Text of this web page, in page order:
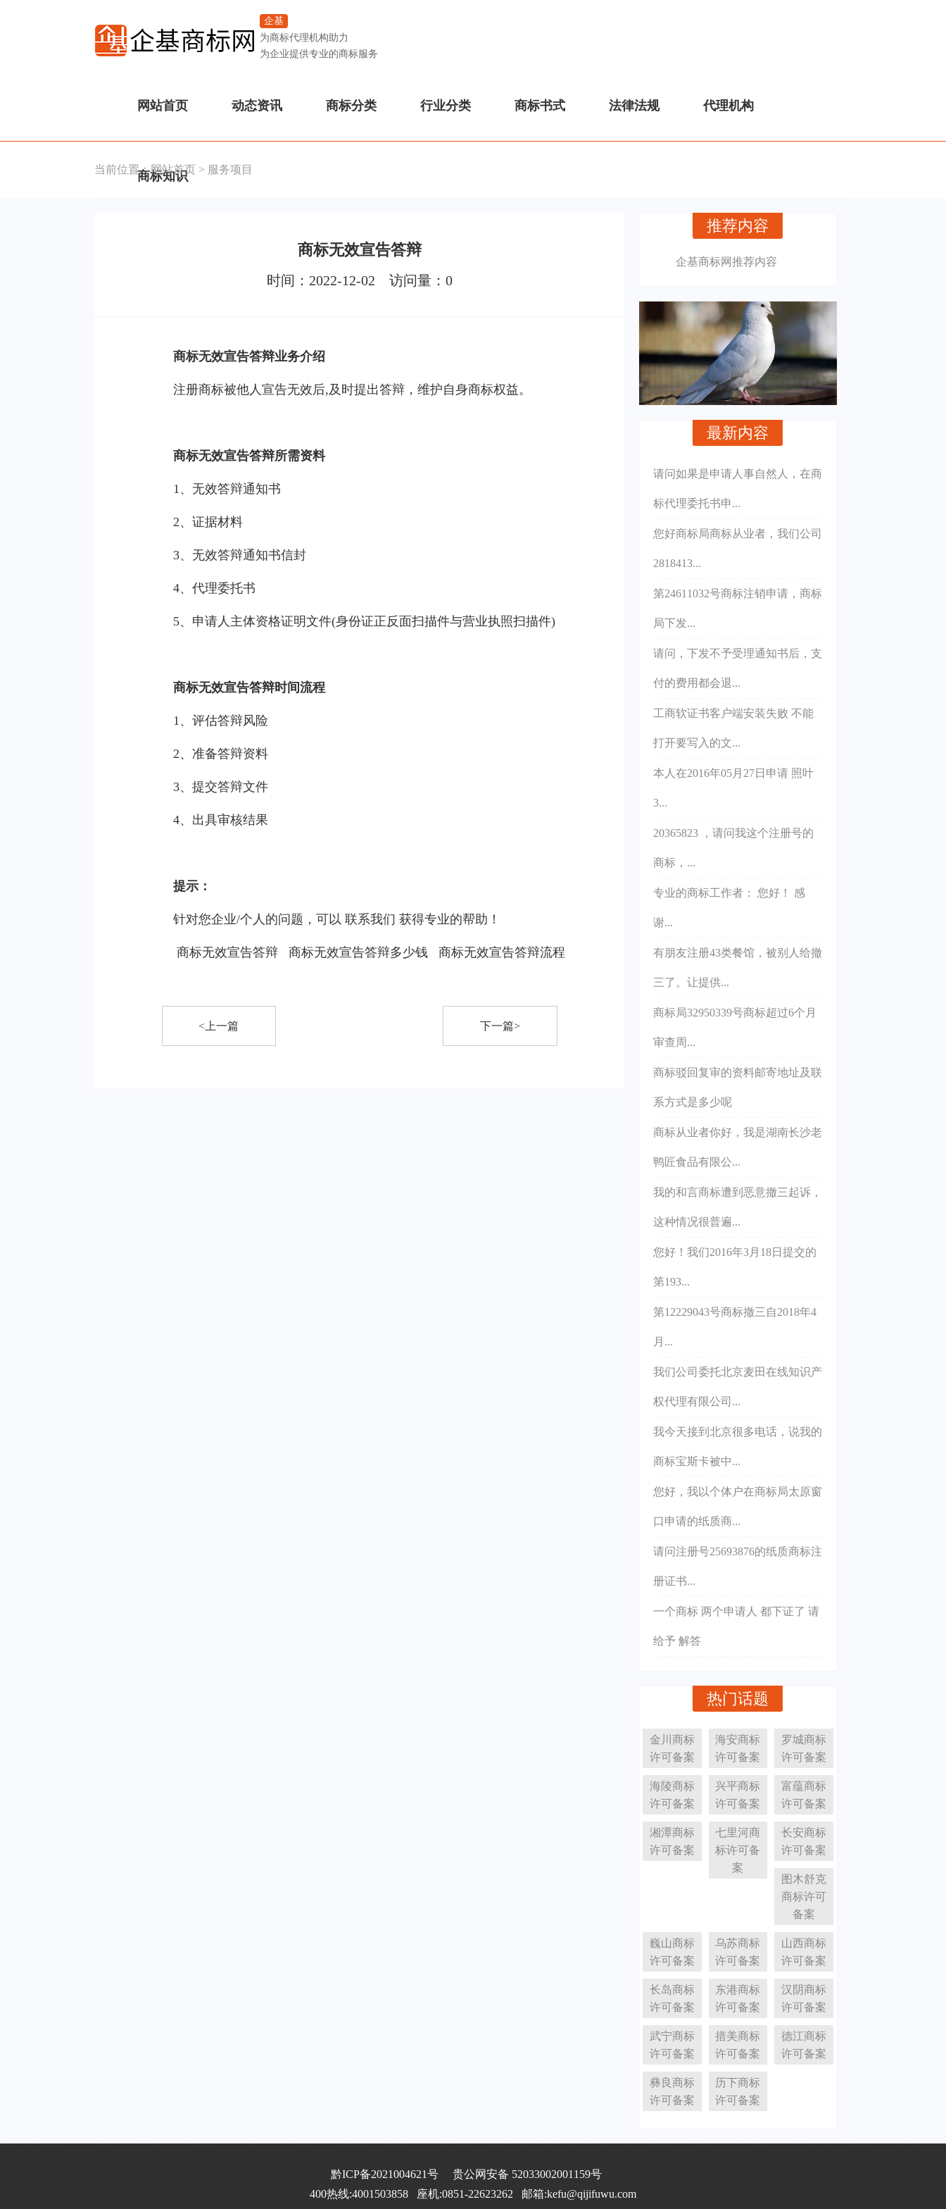
企基
为商标代理机构助力
为企业提供专业的商标服务
网站首页 动态资讯 商标分类 行业分类 商标书式 法律法规 代理机构
商标知识
当前位置：网站首页 > 服务项目
商标无效宣告答辩
时间：2022-12-02 访问量： 0
商标无效宣告答辩业务介绍
注册商标被他人宣告无效后,及时提出答辩，维护自身商标权益。
商标无效宣告答辩所需资料
1、无效答辩通知书
2、证据材料
3、无效答辩通知书信封
4、代理委托书
5、申请人主体资格证明文件(身份证正反面扫描件与营业执照扫描件)
商标无效宣告答辩时间流程
1、评估答辩风险
2、准备答辩资料
3、提交答辩文件
4、出具审核结果
提示：
针对您企业/个人的问题，可以 联系我们 获得专业的帮助！
商标无效宣告答辩 商标无效宣告答辩多少钱 商标无效宣告答辩流程
<上一篇 下一篇>
推荐内容
企基商标网推荐内容
最新内容
请问如果是申请人事自然人，在商
标代理委托书申...
您好商标局商标从业者，我们公司
2818413...
第24611032号商标注销申请，商标
局下发...
请问，下发不予受理通知书后，支
付的费用都会退...
工商软证书客户端安装失败 不能
打开要写入的文...
本人在2016年05月27日申请 照叶
3...
20365823 ，请问我这个注册号的
商标，...
专业的商标工作者： 您好！ 感
谢...
有朋友注册43类餐馆，被别人给撤
三了。让提供...
商标局32950339号商标超过6个月
审查周...
商标驳回复审的资料邮寄地址及联
系方式是多少呢
商标从业者你好，我是湖南长沙老
鸭匠食品有限公...
我的和言商标遭到恶意撤三起诉，
这种情况很普遍...
您好！我们2016年3月18日提交的
第193...
第12229043号商标撤三自2018年4
月...
我们公司委托北京麦田在线知识产
权代理有限公司...
我今天接到北京很多电话，说我的
商标宝斯卡被中...
您好，我以个体户在商标局太原窗
口申请的纸质商...
请问注册号25693876的纸质商标注
册证书...
一个商标 两个申请人 都下证了 请
给予 解答
热门话题
金川商标
许可备案
海安商标
许可备案
罗城商标
许可备案
海陵商标
许可备案
兴平商标
许可备案
富蕴商标
许可备案
湘潭商标
许可备案
七里河商
标许可备
案
长安商标
许可备案
图木舒克
商标许可
备案
巍山商标
许可备案
乌苏商标
许可备案
山西商标
许可备案
长岛商标
许可备案
东港商标
许可备案
汉阴商标
许可备案
武宁商标
许可备案
措美商标
许可备案
德江商标
许可备案
彝良商标
许可备案
历下商标
许可备案
黔ICP备2021004621号
贵公网安备 52033002001159号
400热线:4001503858 座机:0851-22623262 邮箱:kefu@qijifuwu.com